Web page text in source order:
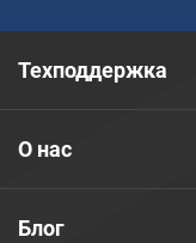
Блог
О нас
Техподдержка